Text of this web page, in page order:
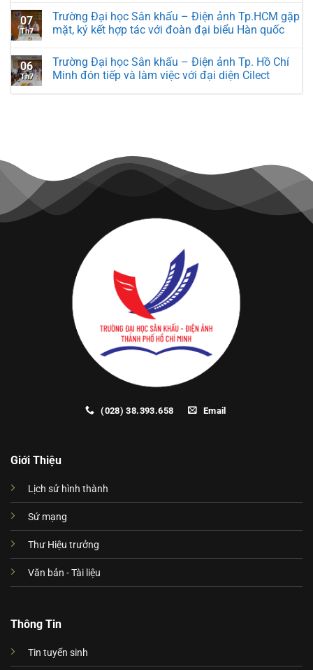
07
Th7
Trường Đại học Sân khấu – Điện ảnh Tp.HCM gặp
mặt, ký kết hợp tác với đoàn đại biểu Hàn quốc
06
Th7
Trường Đại học Sân khấu – Điện ảnh Tp. Hồ Chí
Minh đón tiếp và làm việc với đại diện Cilect
(028) 38.393.658 Email
Giới Thiệu
Lịch sử hình thành
Sứ mạng
Thư Hiệu trưởng
Văn bản - Tài liệu
Thông Tin
Tin tuyển sinh